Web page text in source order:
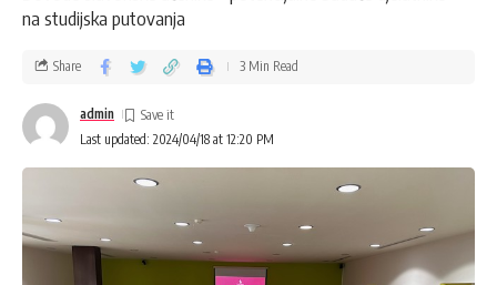
na studijska putovanja
Last updated: 2024/04/18 at 12:20 PM
admin
Share 3 Min Read